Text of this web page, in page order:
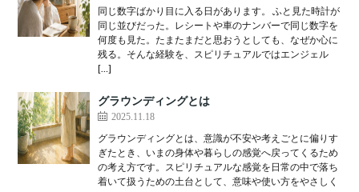
同じ数字ばかり目に入る日があります。 ふと見た時計が
同じ並びだった。レシートや車のナンバーで同じ数字を
何度も見た。たまたまだと思おうとしても、なぜか心に
残る。そんな経験を、スピリチュアルではエンジェル
[…]
グラウンディングとは
2025.11.18
グラウンディングとは、意識が不安や考えごとに偏りす
ぎたとき、いまの身体や暮らしの感覚へ戻ってくるため
の考え方です。スピリチュアルな感覚を日常の中で落ち
着いて扱うための土台として、意味や使い方をやさしく